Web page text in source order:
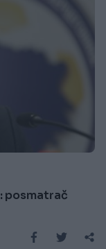
posmatrač